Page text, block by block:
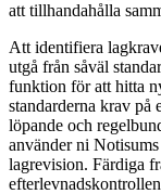
att tillhandahålla
Att identifiera
utgå från såväl
funktion för att hitta
standarderna krav på
löpande och
använder ni
lagrevision. Färdiga